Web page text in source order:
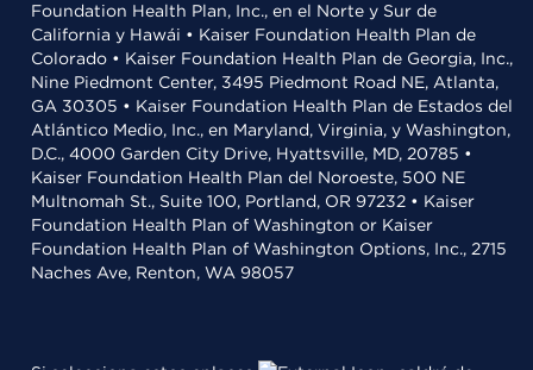
Foundation Health Plan, Inc., en el Norte y Sur de
California y Hawái • Kaiser Foundation Health Plan de
Colorado • Kaiser Foundation Health Plan de Georgia, Inc.,
Nine Piedmont Center, 3495 Piedmont Road NE, Atlanta,
GA 30305 • Kaiser Foundation Health Plan de Estados del
Atlántico Medio, Inc., en Maryland, Virginia, y Washington,
D.C., 4000 Garden City Drive, Hyattsville, MD, 20785 •
Kaiser Foundation Health Plan del Noroeste, 500 NE
Multnomah St., Suite 100, Portland, OR 97232 • Kaiser
Foundation Health Plan of Washington or Kaiser
Foundation Health Plan of Washington Options, Inc., 2715
Naches Ave, Renton, WA 98057